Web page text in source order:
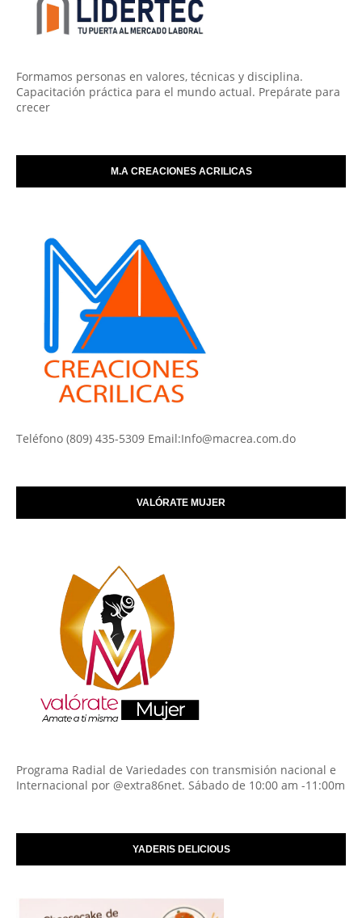
Formamos personas en valores, técnicas y disciplina.
Capacitación práctica para el mundo actual. Prepárate para
crecer
M.A CREACIONES ACRILICAS
Teléfono (809) 435-5309 Email:Info@macrea.com.do
VALÓRATE MUJER
Programa Radial de Variedades con transmisión nacional e
Internacional por @extra86net. Sábado de 10:00 am -11:00m
YADERIS DELICIOUS